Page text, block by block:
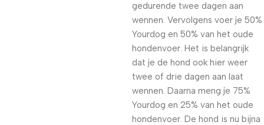
gedurende twee dagen aan
wennen. Vervolgens voer je 50%
Yourdog en 50% van het oude
hondenvoer. Het is belangrijk
dat je de hond ook hier weer
twee of drie dagen aan laat
wennen. Daarna meng je 75%
Yourdog en 25% van het oude
hondenvoer. De hond is nu bijna